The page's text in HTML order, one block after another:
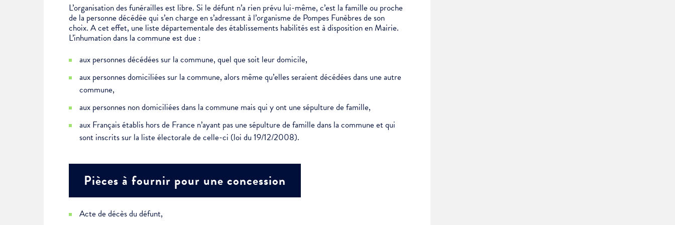
L’organisation des funérailles est libre. Si le défunt n’a rien prévu lui-même, c’est la famille ou proche
de la personne décédée qui s’en charge en s’adressant à l’organisme de Pompes Funèbres de son
choix. A cet effet, une liste départementale des établissements habilités est à disposition en Mairie.
L’inhumation dans la commune est due :
aux personnes décédées sur la commune, quel que soit leur domicile,
aux personnes domiciliées sur la commune, alors même qu’elles seraient décédées dans une autre
commune,
aux personnes non domiciliées dans la commune mais qui y ont une sépulture de famille,
aux Français établis hors de France n’ayant pas une sépulture de famille dans la commune et qui
sont inscrits sur la liste électorale de celle-ci (loi du 19/12/2008).
Pièces à fournir pour une concession
Acte de décès du défunt,